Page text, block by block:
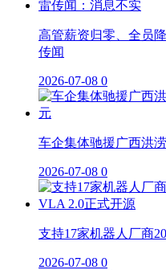
高管薪资归零、全员
传闻
2026-07-08 0
车企集体驰援广西洪
2026-07-08 0
支持17家机器人厂商
2026-07-08 0